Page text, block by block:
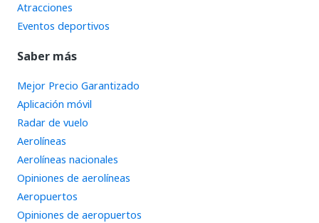
Atracciones
Eventos deportivos
Saber más
Mejor Precio Garantizado
Aplicación móvil
Radar de vuelo
Aerolíneas
Aerolíneas nacionales
Opiniones de aerolíneas
Aeropuertos
Opiniones de aeropuertos